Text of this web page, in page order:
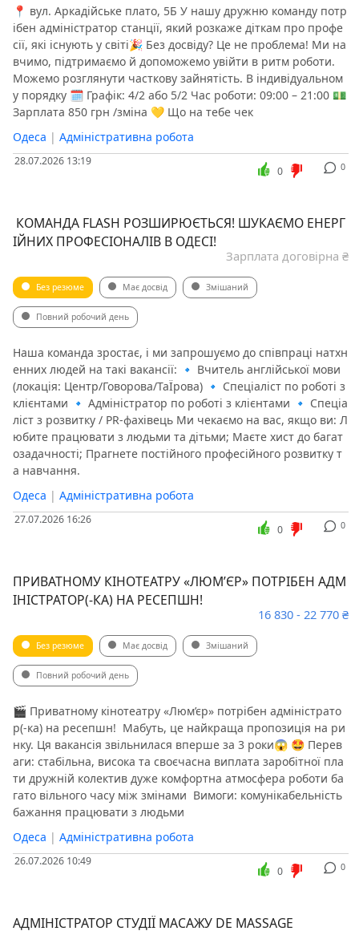
📍 вул. Аркадійське плато, 5Б У нашу дружню команду потр
ібен адміністратор станції, який розкаже діткам про профе
сії, які існують у світі🎉 Без досвіду? Це не проблема! Ми на
вчимо, підтримаємо й допоможемо увійти в ритм роботи.
Можемо розглянути часткову зайнятість. В індивідуальном
у порядку 🗓 Графік: 4/2 або 5/2 Час роботи: 09:00 – 21:00 💵
Зарплата 850 грн /зміна 💛 Що на тебе чек
Одеса | Адміністративна робота
28.07.2026 13:19 0
0
️ КОМАНДА FLASH РОЗШИРЮЄТЬСЯ! ШУКАЄМО ЕНЕРГ
ІЙНИХ ПРОФЕСІОНАЛІВ В ОДЕСІ!
Зарплата договірна ₴
Без резюме Має досвід Змішаний
Повний робочий день
Наша команда зростає, і ми запрошуємо до співпраці натхн
енних людей на такі вакансії: 🔹 Вчитель англійської мови
(локація: Центр/Говорова/ТаЇрова) 🔹 Спеціаліст по роботі з
клієнтами 🔹 Адміністратор по роботі з клієнтами 🔹 Спеціа
ліст з розвитку / PR-фахівець Ми чекаємо на вас, якщо ви: Л
юбите працювати з людьми та дітьми; Маєте хист до багат
озадачності; Прагнете постійного професійного розвитку т
а навчання.
Одеса | Адміністративна робота
27.07.2026 16:26 0
0
ПРИВАТНОМУ КІНОТЕАТРУ «ЛЮМ’ЄР» ПОТРІБЕН АДМ
ІНІСТРАТОР(-КА) НА РЕСЕПШН! ️
16 830 - 22 770 ₴
Без резюме Має досвід Змішаний
Повний робочий день
🎬 Приватному кінотеатру «Люм’єр» потрібен адміністрато
р(-ка) на ресепшн! ️ Мабуть, це найкраща пропозиція на ри
нку. Ця вакансія звільнилася вперше за 3 роки😱 🤩 Перев
аги: стабільна, висока та своєчасна виплата заробітної пла
ти дружній колектив дуже комфортна атмосфера роботи ба
гато вільного часу між змінами ️ Вимоги: комунікабельність️
бажання працювати з людьми️
Одеса | Адміністративна робота
26.07.2026 10:49 0
0
АДМІНІСТРАТОР СТУДІЇ МАСАЖУ DE MASSAGE